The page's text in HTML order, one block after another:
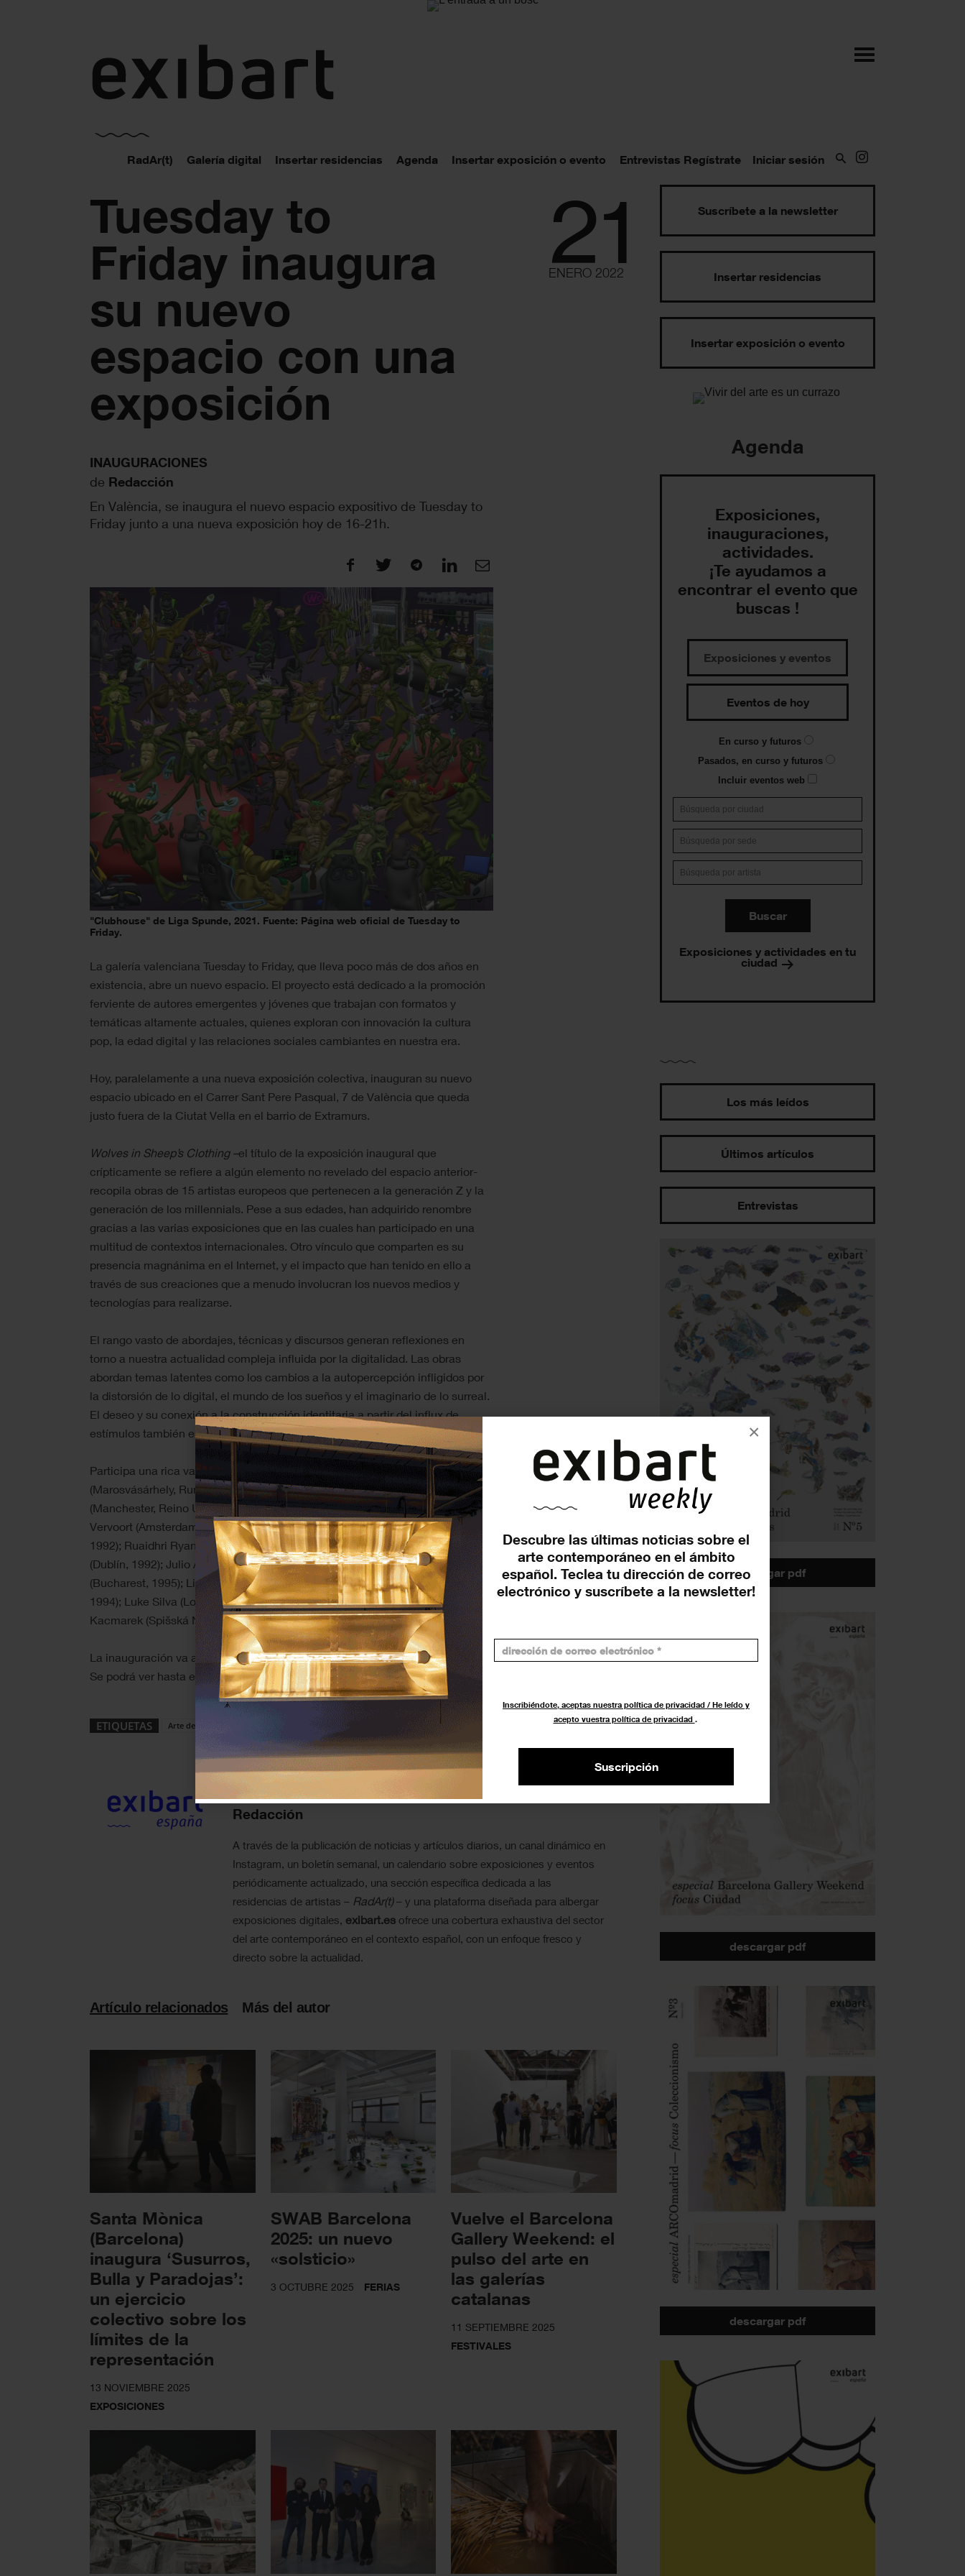
Descubre las últimas noticias sobre el
arte contemporáneo en el ámbito
español. Teclea tu dirección de correo
electrónico y suscríbete a la newsletter!
Inscribiéndote, aceptas nuestra política de privacidad / He leído y
acepto vuestra política de privacidad .
Suscripción
×
RadAr(t) Galería digital Insertar residencias Agenda Insertar exposición o evento Entrevistas Regístrate Iniciar sesión
21
ENERO 2022
Tuesday to
Friday inaugura
su nuevo
espacio con una
exposición
INAUGURACIONES
de Redacción
En València, se inaugura el nuevo espacio expositivo de Tuesday to
Friday junto a una nueva exposición hoy de 16-21h.
"Clubhouse" de Liga Spunde, 2021. Fuente: Página web oficial de Tuesday to
Friday.
La galería valenciana Tuesday to Friday, que lleva poco más de dos años en
existencia, abre un nuevo espacio. El proyecto está dedicado a la promoción
ferviente de autores emergentes y jóvenes que trabajan con formatos y
temáticas altamente actuales, quienes exploran con innovación la cultura
pop, la edad digital y las relaciones sociales cambiantes en nuestra era.
Hoy, paralelamente a una nueva exposición colectiva, inauguran su nuevo
espacio ubicado en el Carrer Sant Pere Pasqual, 7 de València que queda
justo fuera de la Ciutat Vella en el barrio de Extramurs.
Wolves in Sheep’s Clothing –el título de la exposición inaugural que
crípticamente se refiere a algún elemento no revelado del espacio anterior-
recopila obras de 15 artistas europeos que pertenecen a la generación Z y la
generación de los millennials. Pese a sus edades, han adquirido renombre
gracias a las varias exposiciones que en las cuales han participado en una
multitud de contextos internacionales. Otro vínculo que comparten es su
presencia magnánima en el Internet, y el impacto que han tenido en ello a
través de sus creaciones que a menudo involucran los nuevos medios y
tecnologías para realizarse.
El rango vasto de abordajes, técnicas y discursos generan reflexiones en
torno a nuestra actualidad compleja influida por la digitalidad. Las obras
abordan temas latentes como los cambios a la autopercepción infligidos por
la distorsión de lo digital, el mundo de los sueños y el imaginario de lo surreal.
El deseo y su conexión a la construcción identitaria a partir del influx de
estímulos también está muy presente en el conjunto.
Participa una rica variedad de autores como Botond Keresztesi
(Marosvásárhely, Rumania, 1987); Gori Mora (Mallorca, 1992); Liam Fallon
(Manchester, Reino Unido, 1995); Jan Rybnícek (Praga, 1988); Jonathan
Vervoort (Amsterdam, 1995); Juan de Morenilla (Caravaca de la Cruz, España,
1992); Ruaidhri Ryan (Leicestershire, Reino Unido, 1998); Philip Gerald
(Dublín, 1992); Julio Anaya Cabanding (Málaga, 1987); Megan Dominescu
(Bucharest, 1995); Liga Spunde (Riga, Letonia, 1990); Lola Zoido (Badajoz,
1994); Luke Silva (Londres, 1999); Marta Galindo (Cádiz, 1993); Martin
Kacmarek (Spišská Nová Ves, 1996).
La inauguración va a tener lugar hoy entre las 16h-21h, y mañana de 11-14h.
Se podrá ver hasta el 24 de febrero de 2022.
ETIQUETAS Arte de los nuevos medios Exposición colectiva Nuevo espacio Tuesday to Friday (galería)
Sobre el autor
Redacción
A través de la publicación de noticias y artículos diarios, un canal dinámico en
Instagram, un boletín semanal, un calendario sobre exposiciones y eventos
periódicamente actualizado, una sección específica dedicada a las
residencias de artistas – RadAr(t)– y una plataforma diseñada para albergar
exposiciones digitales, exibart.esofrece una cobertura exhaustiva del sector
del arte contemporáneo en el contexto español, con un enfoque fresco y
directo sobre la actualidad.
Artículo relacionados Más del autor
Santa Mònica
(Barcelona)
inaugura ‘Susurros,
Bulla y Paradojas’:
un ejercicio
colectivo sobre los
límites de la
representación
13 NOVIEMBRE 2025
EXPOSICIONES
SWAB Barcelona
2025: un nuevo
«solsticio»
3 OCTUBRE 2025 FERIAS
Vuelve el Barcelona
Gallery Weekend: el
pulso del arte en
las galerías
catalanas
11 SEPTIEMBRE 2025
FESTIVALES
Suscríbete a la newsletter
Insertar residencias
Insertar exposición o evento
Agenda
Exposiciones,
inauguraciones,
actividades.
¡Te ayudamos a
encontrar el evento que
buscas !
Exposiciones y eventos
Eventos de hoy
En curso y futuros
Pasados, en curso y futuros
Incluir eventos web
Buscar
Exposiciones y actividades en tu
ciudad
Los más leídos
Últimos artículos
Entrevistas
descargar pdf
descargar pdf
descargar pdf